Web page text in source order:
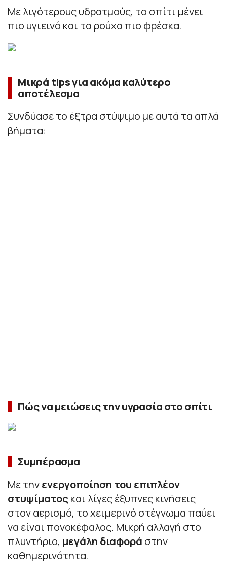
Με λιγότερους υδρατμούς, το σπίτι μένει
πιο υγιεινό και τα ρούχα πιο φρέσκα.
Μικρά tips για ακόμα καλύτερο
αποτέλεσμα
Συνδύασε το έξτρα στύψιμο με αυτά τα απλά
βήματα:
Πώς να μειώσεις την υγρασία στο σπίτι
Συμπέρασμα
Με τηνενεργοποίηση του επιπλέον
στυψίματοςκαι λίγες έξυπνες κινήσεις
στον αερισμό, το χειμερινό στέγνωμα παύει
να είναι πονοκέφαλος. Μικρή αλλαγή στο
πλυντήριο, μεγάλη διαφορά στην
καθημερινότητα.